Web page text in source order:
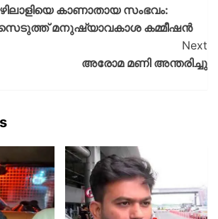
കാണാതായ സംഭവം:
മനുഷ്യാവകാശ കമ്മീഷൻ
Next
അരോമ മണി അന്തരിച്ചു